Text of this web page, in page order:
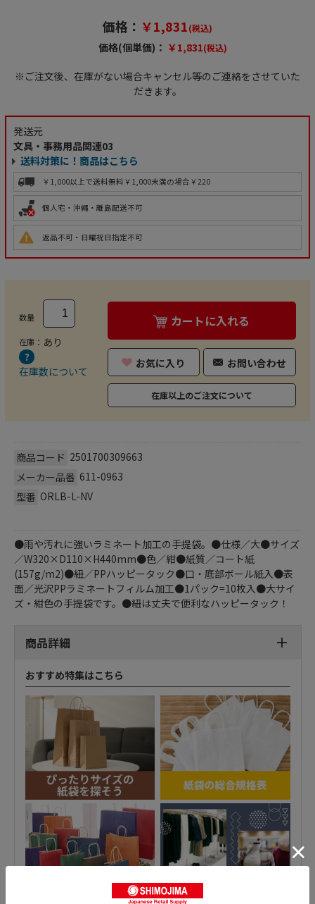
価格： ￥1,831(税込)
価格(個単価)： ￥1,831(税込)
※ご注文後、在庫がない場合キャンセル等のご連絡をさせていた
だきます。
発送元
文具・事務用品関連03
送料対策に！商品はこちら
￥1,000以上で送料無料 ￥1,000未満の場合￥220
個人宅・沖縄・離島配送不可
返品不可・日曜祝日指定不可
数量
在庫： あり
在庫数について
カートに入れる
お気に入り お問い合わせ
在庫以上のご注文について
商品コード 2501700309663
メーカー品番 611-0963
型番 ORLB-L-NV
●雨や汚れに強いラミネート加工の手提袋。●仕様／大●サイズ
／W320×D110×H440mm●色／紺●紙質／コート紙
(157g/m2)●紐／PPハッピータック●口・底部ボール紙入●表
面／光沢PPラミネートフィルム加工●1パック=10枚入●大サイ
ズ・紺色の手提袋です。●紐は丈夫で便利なハッピータック！
商品詳細
おすすめ特集はこちら